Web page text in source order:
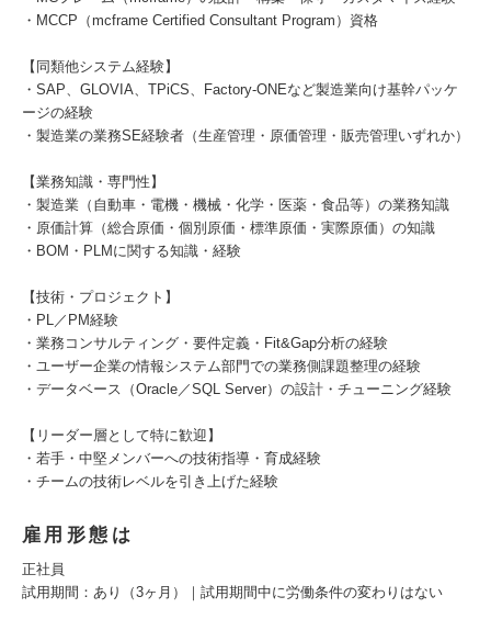
・MCCP（mcframe Certified Consultant Program）資格
【同類他システム経験】
・SAP、GLOVIA、TPiCS、Factory-ONEなど製造業向け基幹パッケ
ージの経験
・製造業の業務SE経験者（生産管理・原価管理・販売管理いずれか）
【業務知識・専門性】
・製造業（自動車・電機・機械・化学・医薬・食品等）の業務知識
・原価計算（総合原価・個別原価・標準原価・実際原価）の知識
・BOM・PLMに関する知識・経験
【技術・プロジェクト】
・PL／PM経験
・業務コンサルティング・要件定義・Fit&Gap分析の経験
・ユーザー企業の情報システム部門での業務側課題整理の経験
・データベース（Oracle／SQL Server）の設計・チューニング経験
【リーダー層として特に歓迎】
・若手・中堅メンバーへの技術指導・育成経験
・チームの技術レベルを引き上げた経験
雇用形態は
正社員
試用期間：あり（3ヶ月）｜試用期間中に労働条件の変わりはない